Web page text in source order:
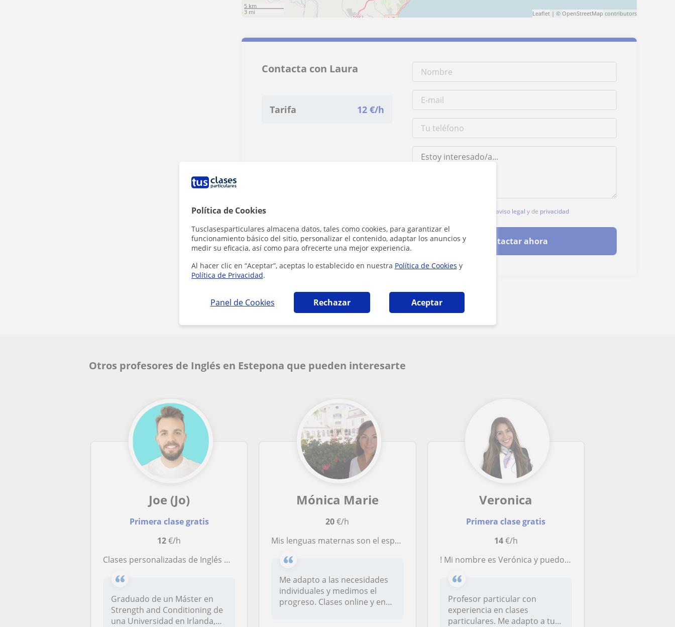
Política de Cookies
Tusclasesparticulares almacena datos, tales como cookies, para garantizar el
funcionamiento básico del sitio, personalizar el contenido, adaptar los anuncios y
medir su eficacia, así como para ofrecerte una mejor experiencia.
Al hacer clic en “Aceptar”, aceptas lo establecido en nuestra Política de Cookies y
Política de Privacidad.
Panel de Cookies Rechazar Aceptar
5 km
3 mi
Leaflet| © OpenStreetMap contributors
Contacta con Laura
Tarifa 12 €/h
aviso legal y de privacidad
Contactar ahora
¿Hay algún error en este perfil? Cuéntanos
Otros profesores de Inglés en Estepona que pueden interesarte
Joe (Jo)
Primera clase gratis
12€/h
Clases personalizadas de Inglés Online y Presenciales. Todos los niveles y preparacion IELTS
Graduado de un Máster en
Strength and Conditioning de
una Universidad en Irlanda,
Mónica Marie
20€/h
Mis lenguas maternas son el español y el inglés. Hablo alemán a nivel nativo gracias a mi parte materna Austriaca. Soy estudiante de traducción e interpretación y me especializo en dar clases a niños y adolescentes. Doy clases y hago traducciones.
Me adapto a las necesidades
individuales y medimos el
progreso. Clases online y en
Veronica
Primera clase gratis
14€/h
! Mi nombre es Verónica y puedo ayudarte a mejorar tu inglés o brindarte apoyo para el ámbito que requieras
Profesor particular con
experiencia en clases
particulares. Me adapto a tu